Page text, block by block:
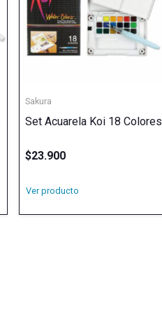
Sakura
Set Acuarela Koi 18 Colores
$23.900
Ver producto